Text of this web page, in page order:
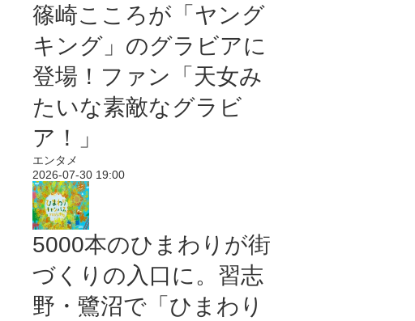
篠崎こころが「ヤング
キング」のグラビアに
登場！ファン「天女み
たいな素敵なグラビ
ア！」
エンタメ
2026-07-30 19:00
5000本のひまわりが街
づくりの入口に。習志
野・鷺沼で「ひまわり